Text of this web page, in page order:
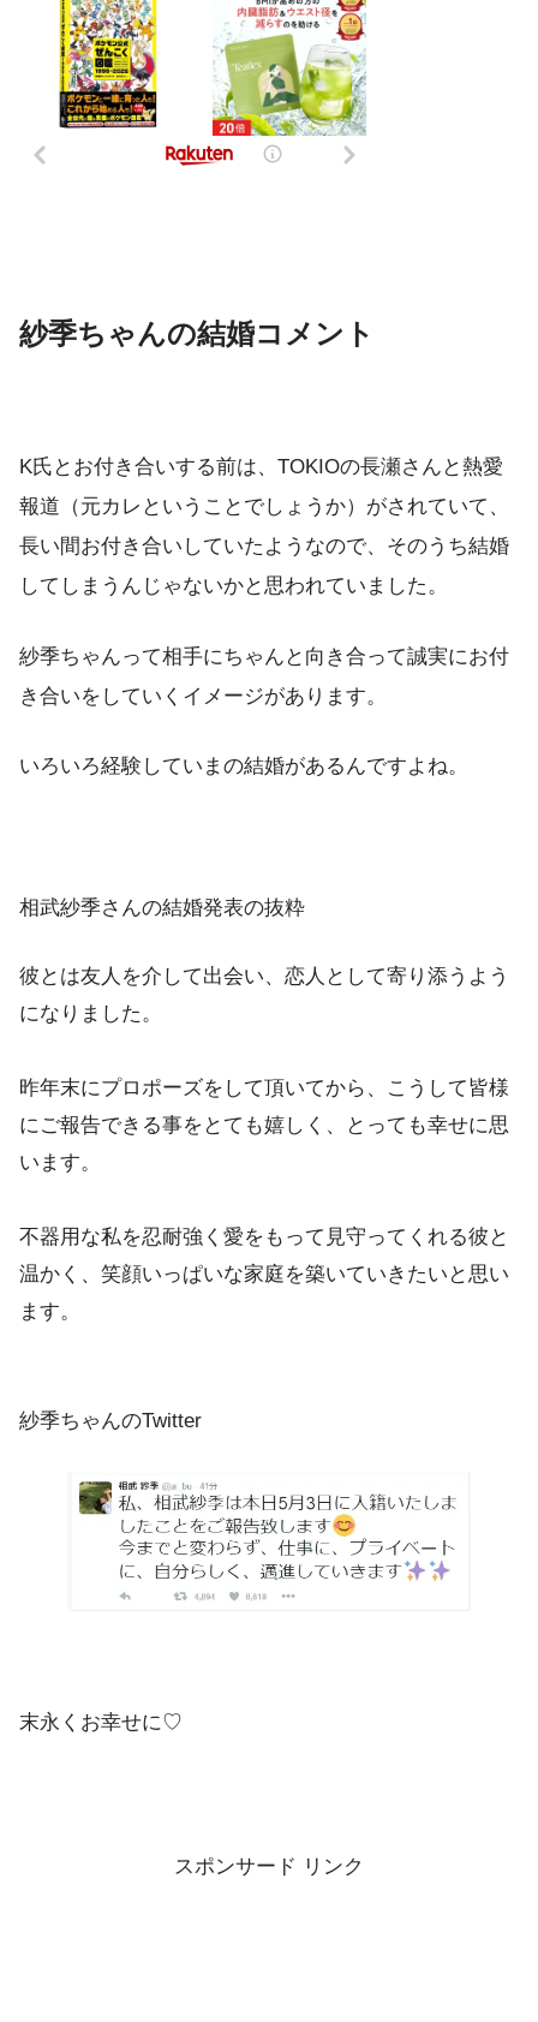
紗季ちゃんの結婚コメント
K氏とお付き合いする前は、TOKIOの長瀬さんと熱愛
報道（元カレということでしょうか）がされていて、
長い間お付き合いしていたようなので、そのうち結婚
してしまうんじゃないかと思われていました。
紗季ちゃんって相手にちゃんと向き合って誠実にお付
き合いをしていくイメージがあります。
いろいろ経験していまの結婚があるんですよね。
相武紗季さんの結婚発表の抜粋
彼とは友人を介して出会い、恋人として寄り添うよう
になりました。
昨年末にプロポーズをして頂いてから、こうして皆様
にご報告できる事をとても嬉しく、とっても幸せに思
います。
不器用な私を忍耐強く愛をもって見守ってくれる彼と
温かく、笑顔いっぱいな家庭を築いていきたいと思い
ます。
紗季ちゃんのTwitter
末永くお幸せに♡
スポンサード リンク